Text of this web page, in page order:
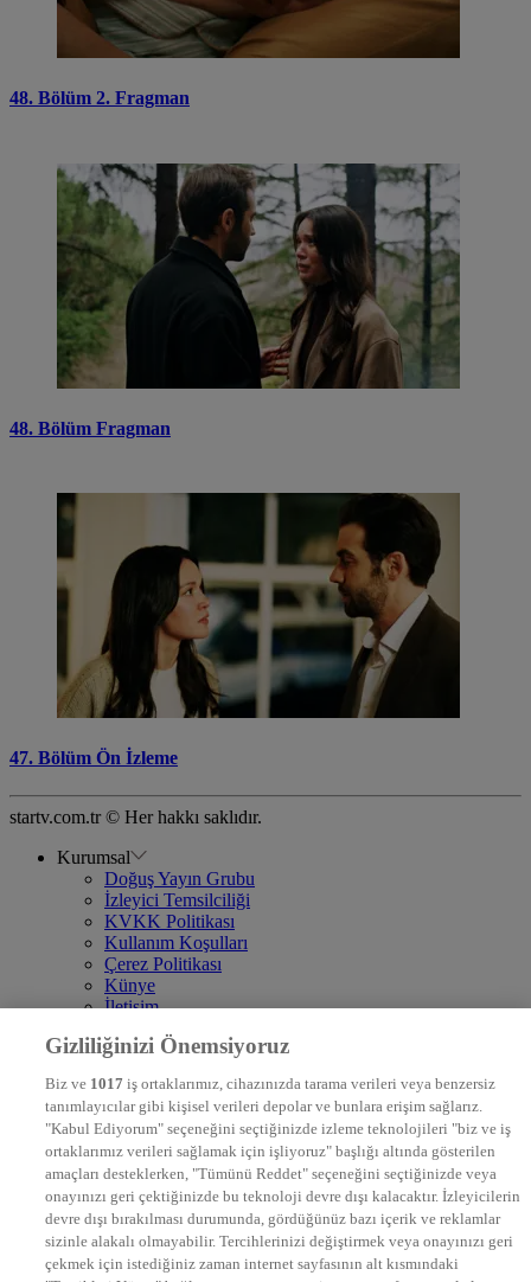
48. Bölüm 2. Fragman
48. Bölüm Fragman
47. Bölüm Ön İzleme
startv.com.tr © Her hakkı saklıdır.
Kurumsal
Doğuş Yayın Grubu
İzleyici Temsilciliği
KVKK Politikası
Kullanım Koşulları
Çerez Politikası
Künye
İletişim
DYG Televizyonlar
STAR
EURO STAR
KRAL POP TV
DYG Radyolar
NTV RADYO
KRAL FM
KRAL POP
EKSEN
VOYAGE
Gizliliğinizi Önemsiyoruz
Biz ve 1017 iş ortaklarımız, cihazınızda tarama verileri veya benzersiz
tanımlayıcılar gibi kişisel verileri depolar ve bunlara erişim sağlarız.
"Kabul Ediyorum" seçeneğini seçtiğinizde izleme teknolojileri "biz ve iş
ortaklarımız verileri sağlamak için işliyoruz" başlığı altında gösterilen
amaçları desteklerken, "Tümünü Reddet" seçeneğini seçtiğinizde veya
onayınızı geri çektiğinizde bu teknoloji devre dışı kalacaktır. İzleyicilerin
devre dışı bırakılması durumunda, gördüğünüz bazı içerik ve reklamlar
sizinle alakalı olmayabilir. Tercihlerinizi değiştirmek veya onayınızı geri
çekmek için istediğiniz zaman internet sayfasının alt kısmındaki